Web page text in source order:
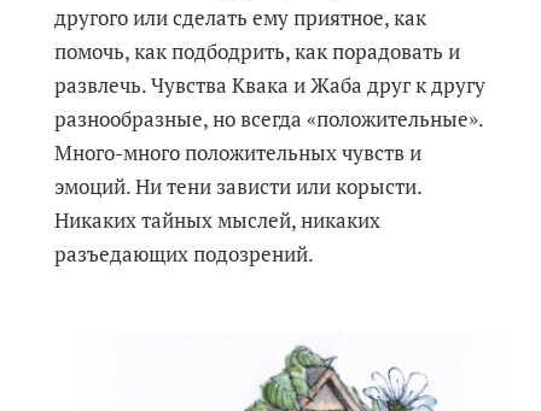
другого или сделать ему приятное, как
помочь, как подбодрить, как порадовать и
развлечь. Чувства Квака и Жаба друг к другу
разнообразные, но всегда «положительные».
Много-много положительных чувств и
эмоций. Ни тени зависти или корысти.
Никаких тайных мыслей, никаких
разъедающих подозрений.